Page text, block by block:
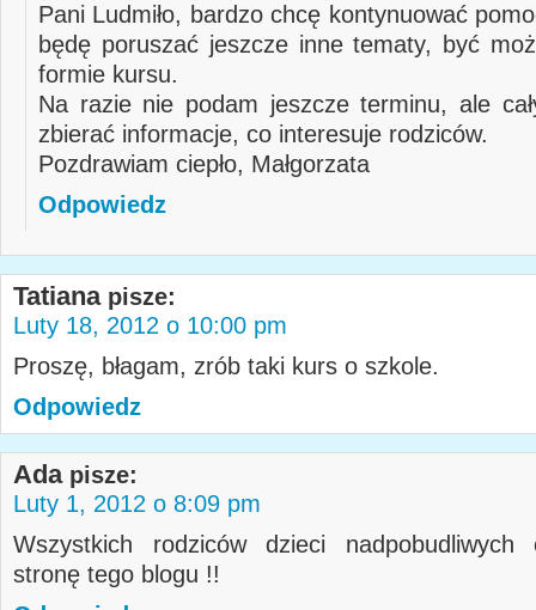
Pani Ludmiło, bardzo chcę kontynuować
będę poruszać jeszcze inne tematy, być
formie kursu.
Na razie nie podam jeszcze terminu, ale
zbierać informacje, co interesuje rodziców.
Pozdrawiam ciepło, Małgorzata
Odpowiedz
Tatiana pisze:
Luty 18, 2012 o 10:00 pm
Proszę, błagam, zrób taki kurs o szkole.
Odpowiedz
Ada pisze:
Luty 1, 2012 o 8:09 pm
Wszystkich rodziców dzieci nadpobudliwych
stronę tego blogu !!